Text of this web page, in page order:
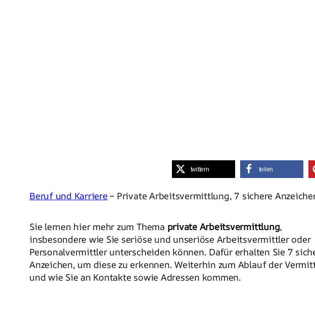
twittern teilen
Beruf und Karriere – Private Arbeitsvermittlung, 7 sichere
Sie lernen hier mehr zum Thema private Arbeitsvermittlung,
insbesondere wie Sie seriöse und unseriöse Arbeitsvermittler oder
Personalvermittler unterscheiden können. Dafür erhalten Sie 7
Anzeichen, um diese zu erkennen. Weiterhin zum Ablauf der
und wie Sie an Kontakte sowie Adressen kommen.